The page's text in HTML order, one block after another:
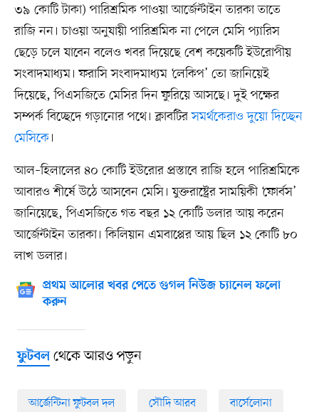
৩৯ কোটি টাকা) পারিশ্রমিক পাওয়া আর্জেন্টাইন তারকা তাতে
রাজি নন। চাওয়া অনুযায়ী পারিশ্রমিক না পেলে মেসি প্যারিস
ছেড়ে চলে যাবেন বলেও খবর দিয়েছে বেশ কয়েকটি ইউরোপীয়
সংবাদমাধ্যম। ফরাসি সংবাদমাধ্যম ‘লেকিপ’ তো জানিয়েই
দিয়েছে, পিএসজিতে মেসির দিন ফুরিয়ে আসছে। দুই পক্ষের
সম্পর্ক বিচ্ছেদে গড়ানোর পথে। ক্লাবটিরসমর্থকেরাও দুয়ো দিচ্ছেন
মেসিকে।
আল–হিলালের ৪০ কোটি ইউরোর প্রস্তাবে রাজি হলে পারিশ্রমিকে
আবারও শীর্ষে উঠে আসবেন মেসি। যুক্তরাষ্ট্রের সাময়িকী ‘ফোর্বস’
জানিয়েছে, পিএসজিতে গত বছর ১২ কোটি ডলার আয় করেন
আর্জেন্টাইন তারকা। কিলিয়ান এমবাপ্পের আয় ছিল ১২ কোটি ৮০
লাখ ডলার।
প্রথম আলোর খবর পেতে গুগল নিউজ চ্যানেল ফলো
করুন
ফুটবলথেকে আরও পড়ুন
আর্জেন্টিনা ফুটবল দল সৌদি আরব বার্সেলোনা